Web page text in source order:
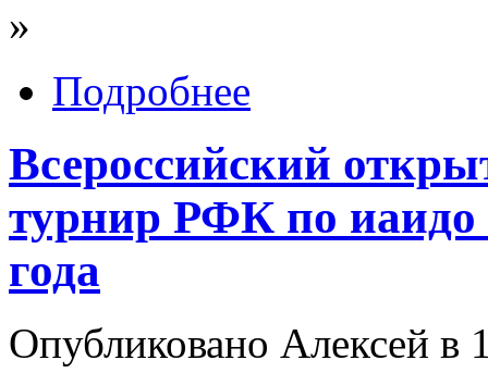
»
Подробнее
Всероссийский
турнир РФК по иаидо
года
Опубликовано Алексей в